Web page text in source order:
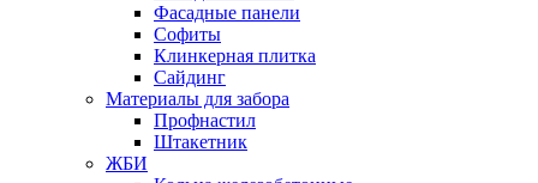
Фасадные панели
Софиты
Клинкерная плитка
Сайдинг
Материалы для забора
Профнастил
Штакетник
ЖБИ